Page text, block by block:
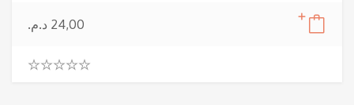
24,00 د.م.